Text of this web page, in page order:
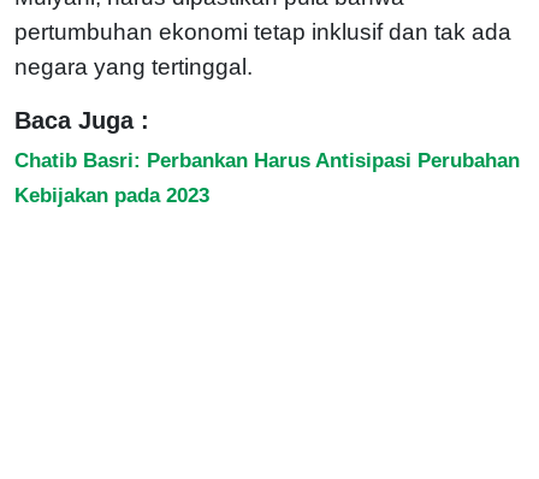
pertumbuhan ekonomi tetap inklusif dan tak ada
negara yang tertinggal.
Baca Juga :
Chatib Basri: Perbankan Harus Antisipasi Perubahan
Kebijakan pada 2023